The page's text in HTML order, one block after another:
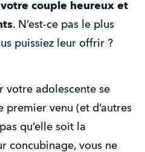
votre couple heureux et
. N’est-ce pas le plus
puissiez leur offrir ?
votre adolescente se
premier venu (et d’autres
qu’elle soit la
concubinage, vous ne